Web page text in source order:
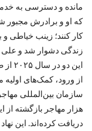
که او و برادرش مجبور
کار کنند؛ زینب خیاطی
زندگی دشوار شد و
این
از ورود، کمک‌های
سازمان بین‌المللی
هزار مهاجر بازگشته
دریافت کرده‌اند. این